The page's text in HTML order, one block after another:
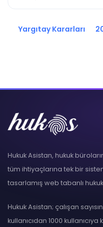
Yargıtay Kararları
Hukuk Asistan, hukuk
tüm ihtiyaçlarına tek bir
tasarlamış web tabanlı
Hukuk Asistan; çalışan
kullanıcıdan 1000